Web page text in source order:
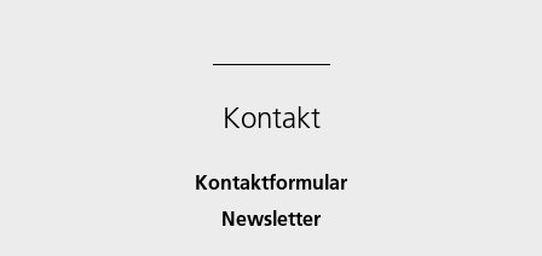
Kontakt
Kontaktformular
Newsletter